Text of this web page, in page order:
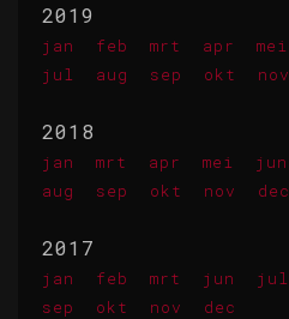
2019
jan feb mrt apr mei
jul
aug sep okt nov
2018
jan mrt apr mei jun
aug
sep okt nov dec
2017
jan feb mrt jun jul
sep
okt nov dec